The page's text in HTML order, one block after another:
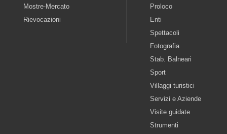
Mostre-Mercato
Rievocazioni
Proloco
Enti
Spettacoli
Fotografia
Stab. Balneari
Sport
Villaggi turistici
Servizi e Aziende
Visite guidate
Strumenti